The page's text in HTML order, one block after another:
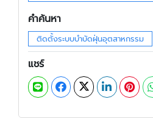
คำค้นหา
ติดตั้งระบบบำบัดฝุ่นอุตสาหกรรม
แชร์